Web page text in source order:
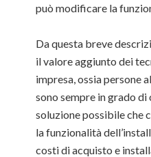
può modificare la
Da questa breve
il valore aggiunto dei
impresa, ossia persone
sono sempre in grado
soluzione possibile che
la funzionalità
costi di acquisto e